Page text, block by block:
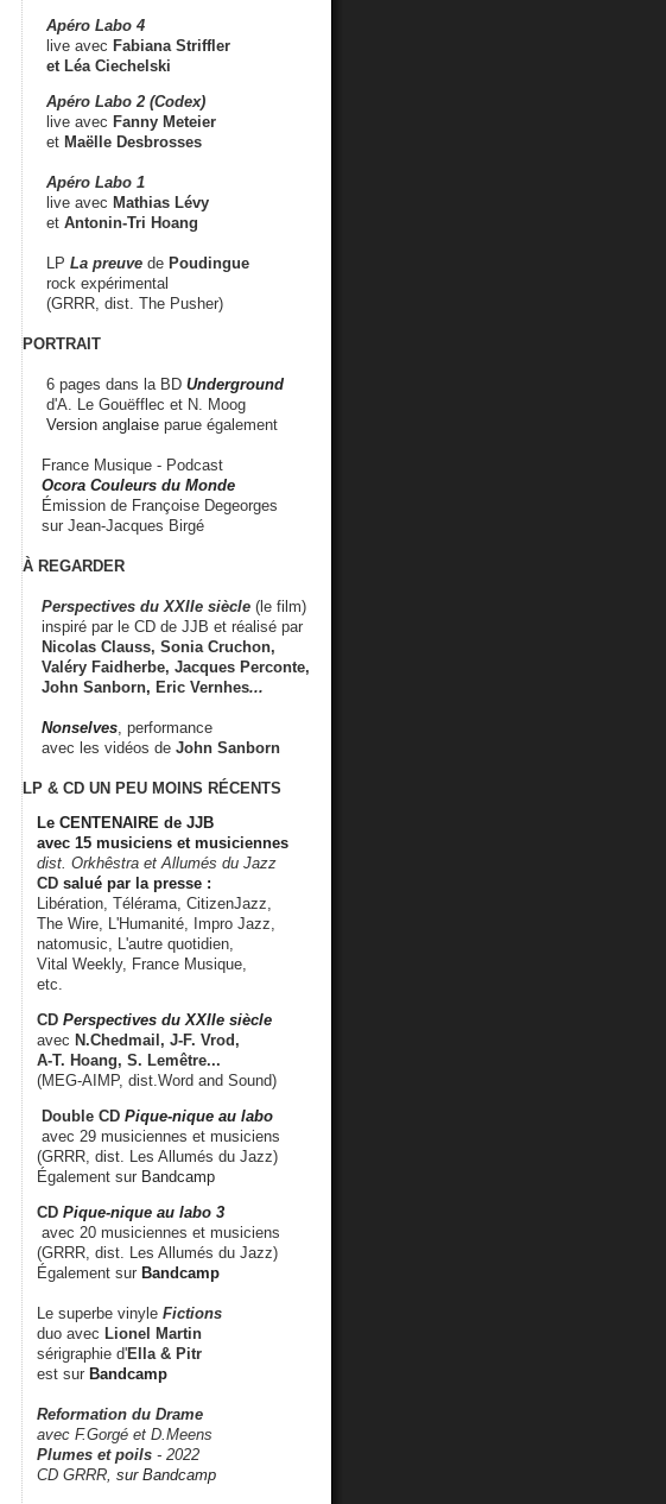
Apéro Labo 4
live avec Fabiana Striffler
et Léa Ciechelski
Apéro Labo 2 (Codex)
live avec Fanny Meteier
et Maëlle Desbrosses
Apéro Labo 1
live avec Mathias Lévy
et Antonin-Tri Hoang
LP La preuve de Poudingue
rock expérimental
(GRRR, dist. The Pusher)
PORTRAIT
6 pages dans la BD Underground
d'A. Le Gouëfflec et N. Moog
Version anglaise parue également
France Musique - Podcast
Ocora Couleurs du Monde
Émission de Françoise Degeorges
sur Jean-Jacques Birgé
À REGARDER
Perspectives du XXIIe siècle (le film)
inspiré par le CD de JJB et réalisé par
Nicolas Clauss, Sonia Cruchon,
Valéry Faidherbe, Jacques Perconte,
John Sanborn, Eric Vernhes...
Nonselves , performance
avec les vidéos de John Sanborn
LP & CD UN PEU MOINS RÉCENTS
Le CENTENAIRE de JJB
avec 15 musiciens et musiciennes
dist. Orkhêstra et Allumés du Jazz
CD salué par la presse :
Libération, Télérama, CitizenJazz,
The Wire, L'Humanité, Impro Jazz,
natomusic, L'autre quotidien,
Vital Weekly, France Musique,
etc.
CD Perspectives du XXIIe siècle
avec N.Chedmail, J-F. Vrod,
A-T. Hoang, S. Lemêtre...
(MEG-AIMP, dist.Word and Sound)
Double CD Pique-nique au labo
avec 29 musiciennes et musiciens
(GRRR, dist. Les Allumés du Jazz)
Également sur Bandcamp
CD Pique-nique au labo 3
avec 20 musiciennes et musiciens
(GRRR, dist. Les Allumés du Jazz)
Également sur Bandcamp
Le superbe vinyle Fictions
duo avec Lionel Martin
sérigraphie d'Ella & Pitr
est sur Bandcamp
Reformation du Drame
avec F.Gorgé et D.Meens
Plumes et poils - 2022
CD GRRR, sur Bandcamp